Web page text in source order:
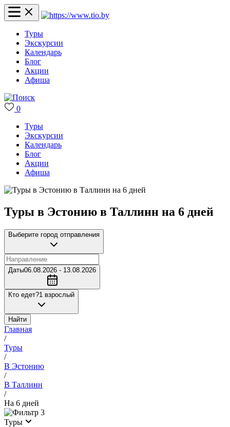
Туры
Экскурсии
Календарь
Блог
Акции
Афиша
0
Туры
Экскурсии
Календарь
Блог
Акции
Афиша
Туры в Эстонию в Таллинн на 6 дней
Выберите город отправления
Даты06.08.2026 - 13.08.2026
Кто едет?1 взрослый
Найти
Главная
/
Туры
/
В Эстонию
/
В Таллинн
/
На 6 дней
3
Туры